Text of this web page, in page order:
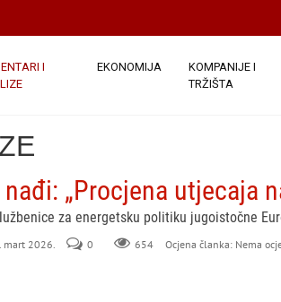
I
EKONOMIJA
KOMPANIJE I
TRŽIŠTA
„Procjena utjecaja
za energetsku politiku jugoistočne
mart 2026. 0 654 Ocjena članka: Nema